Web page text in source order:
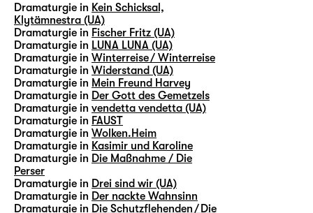
Dramaturgie in Kein Schicksal,
Klytämnestra (UA)
Dramaturgie in Fischer Fritz (UA)
Dramaturgie in LUNA LUNA (UA)
Dramaturgie in Winterreise / Winterreise
Dramaturgie in Widerstand (UA)
Dramaturgie in Mein Freund Harvey
Dramaturgie in Der Gott des Gemetzels
Dramaturgie in vendetta vendetta (UA)
Dramaturgie in FAUST
Dramaturgie in Wolken.Heim
Dramaturgie in Kasimir und Karoline
Dramaturgie in Die Maßnahme / Die
Perser
Dramaturgie in Drei sind wir (UA)
Dramaturgie in Der nackte Wahnsinn
Dramaturgie in Die Schutzflehenden / Die